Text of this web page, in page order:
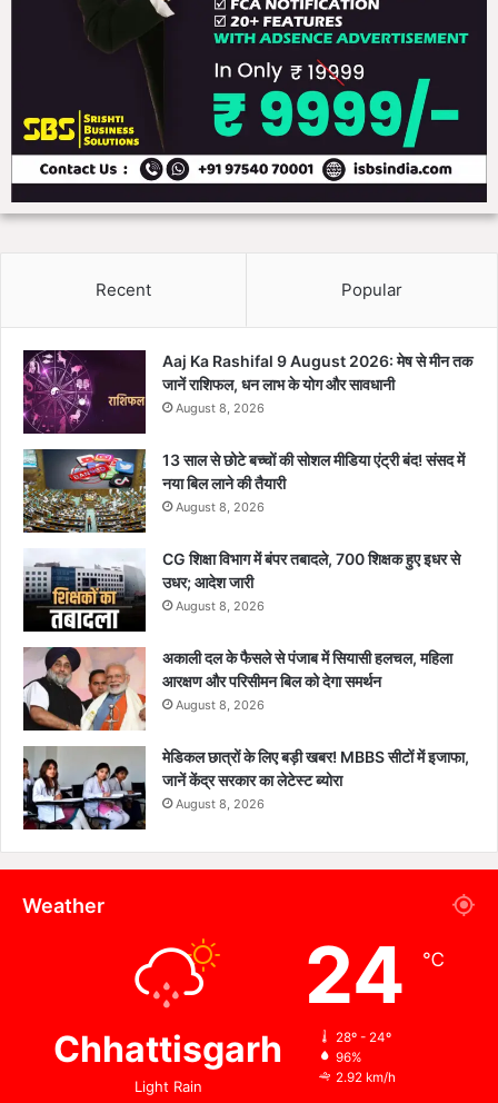
Recent Popular
Aaj Ka Rashifal 9 August 2026: मेष से मीन तक
जानें राशिफल, धन लाभ के योग और सावधानी
August 8, 2026
13 साल से छोटे बच्चों की सोशल मीडिया एंट्री बंद! संसद में
नया बिल लाने की तैयारी
August 8, 2026
CG शिक्षा विभाग में बंपर तबादले, 700 शिक्षक हुए इधर से
उधर; आदेश जारी
August 8, 2026
अकाली दल के फैसले से पंजाब में सियासी हलचल, महिला
आरक्षण और परिसीमन बिल को देगा समर्थन
August 8, 2026
मेडिकल छात्रों के लिए बड़ी खबर! MBBS सीटों में इजाफा,
जानें केंद्र सरकार का लेटेस्ट ब्योरा
August 8, 2026
Weather
Chhattisgarh
Light Rain
24 ℃
28º - 24º
96%
2.92 km/h